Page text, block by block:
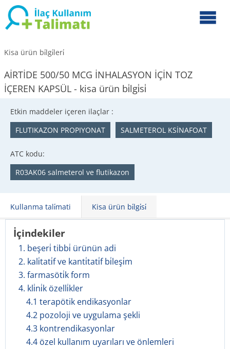
Kisa ürün bi̇lgi̇leri̇
AİRTİDE 500/50 MCG İNHALASYON İÇİN TOZ
İÇEREN KAPSÜL - kisa ürün bi̇lgi̇si̇
Etkin maddeler içeren ilaçlar :
FLUTIKAZON PROPIYONAT
SALMETEROL KSİNAFOAT
ATC kodu:
R03AK06 salmeterol ve flutikazon
Kullanma tali̇mati Kisa ürün bi̇lgi̇si̇
İçindekiler
1. beşeri̇ tibbi̇ ürünün adi
2. kali̇tati̇f ve kanti̇tati̇f bi̇leşi̇m
3. farmasöti̇k form
4. kli̇ni̇k özelli̇kler
4.1 terapötik endikasyonlar
4.2 pozoloji ve uygulama şekli
4.3 kontrendikasyonlar
4.4 özel kullanım uyarıları ve önlemleri